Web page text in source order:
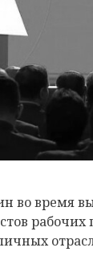
во время